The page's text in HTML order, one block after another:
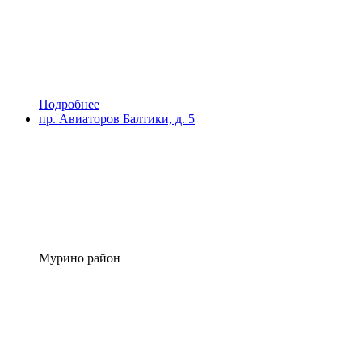
Подробнее
пр. Авиаторов Балтики, д. 5
Мурино район